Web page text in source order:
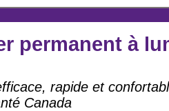
permanent à
rapide et
Canada